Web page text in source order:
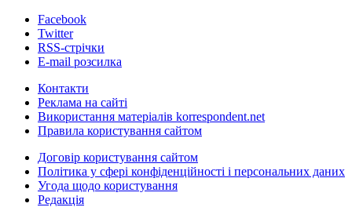
Facebook
Twitter
RSS-стрічки
E-mail розсилка
Контакти
Реклама на сайті
Використання матеріалів korrespondent.net
Правила користування сайтом
Договір користування сайтом
Політика у сфері конфіденційності і персональних даних
Угода щодо користування
Редакція